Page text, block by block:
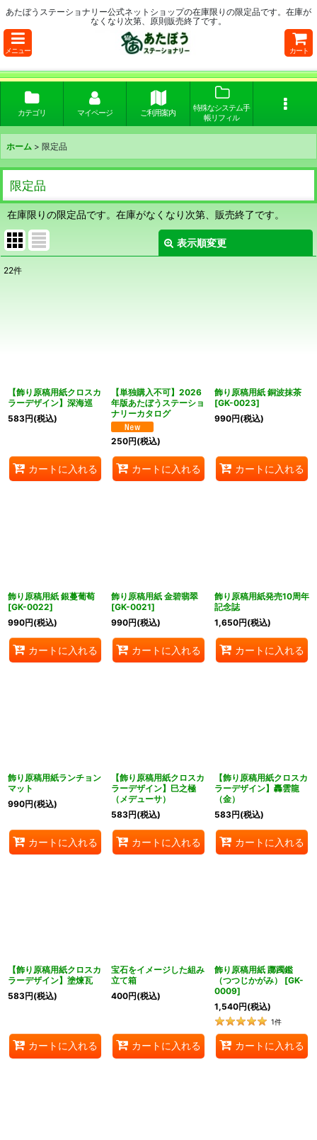
あたぼうステーショナリー公式ネットショップの在庫限りの限定品です。在庫が
なくなり次第、原則販売終了です。
メニュー カート
カテゴリ マイページ ご利用案内
特殊なシステム手
帳リフィル
ホーム > 限定品
限定品
在庫限りの限定品です。在庫がなくなり次第、販売終了です。
表示順変更
22件
【飾り原稿用紙クロスカ
ラーデザイン】深海巡
583円(税込)
カートに入れる
【単独購入不可】2026
年版あたぼうステーショ
ナリーカタログ
250円(税込)
カートに入れる
飾り原稿用紙 銅波抹茶
[GK-0023]
990円(税込)
カートに入れる
飾り原稿用紙 銀蔓葡萄
[GK-0022]
990円(税込)
カートに入れる
飾り原稿用紙 金碧翡翠
[GK-0021]
990円(税込)
カートに入れる
飾り原稿用紙発売10周年
記念誌
1,650円(税込)
カートに入れる
飾り原稿用紙ランチョン
マット
990円(税込)
カートに入れる
【飾り原稿用紙クロスカ
ラーデザイン】巳之極
（メデューサ）
583円(税込)
カートに入れる
【飾り原稿用紙クロスカ
ラーデザイン】轟雲龍
（金）
583円(税込)
カートに入れる
【飾り原稿用紙クロスカ
ラーデザイン】塗煉瓦
583円(税込)
カートに入れる
宝石をイメージした組み
立て箱
400円(税込)
カートに入れる
飾り原稿用紙 躑躅鑑
（つつじかがみ）
[GK-
0009]
1,540円(税込)
1件
カートに入れる